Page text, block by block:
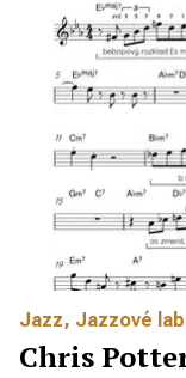
Jazz, Jazzové
Chris